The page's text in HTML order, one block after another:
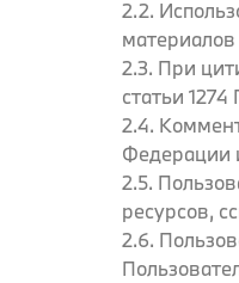
2.2.
2.3. При
статьи
2.4.
Федерации
2.5.
ресурсов,
2.6.